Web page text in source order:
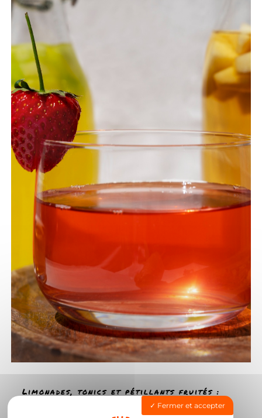
Limonades, tonics et pétillants fruités :
une bulle de fraîcheur naturelleFermer et accepter